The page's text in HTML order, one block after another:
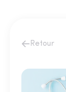
Retour